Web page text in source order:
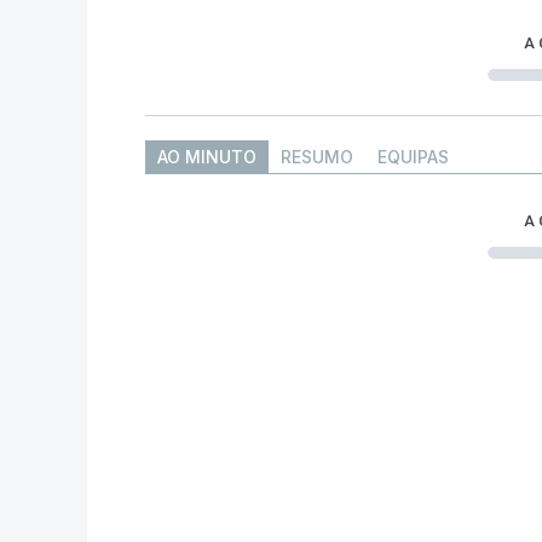
A
AO MINUTO RESUMO EQUIPAS
A